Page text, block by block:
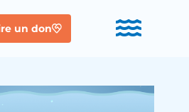
un don